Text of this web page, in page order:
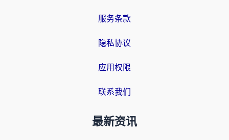
服务条款
隐私协议
应用权限
联系我们
最新资讯